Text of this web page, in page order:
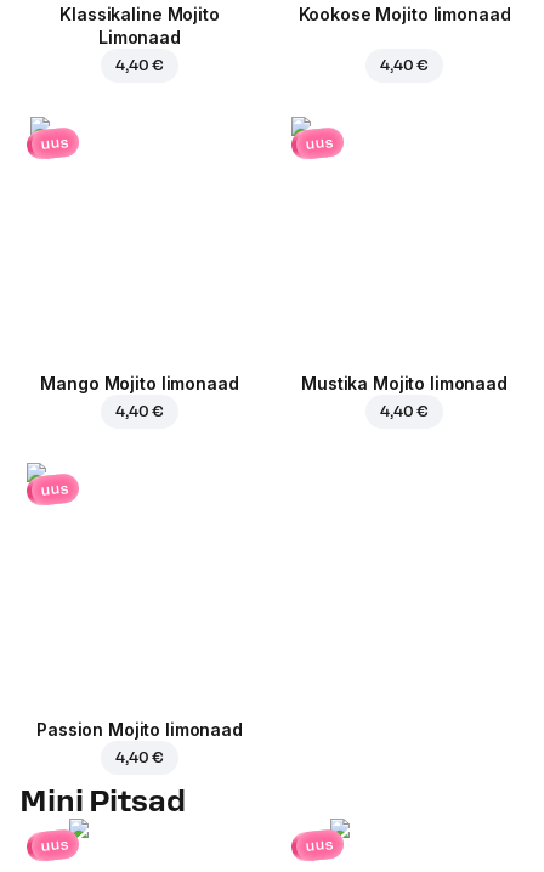
Klassikaline Mojito
Limonaad
4,40 €
Kookose Mojito limonaad
4,40 €
uus
Mango Mojito limonaad
4,40 €
uus
Mustika Mojito limonaad
4,40 €
uus
Passion Mojito limonaad
4,40 €
Mini Pitsad
uus uus